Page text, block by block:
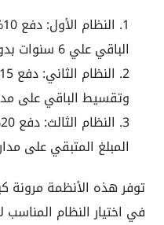
الباقي علي 6 سنوات بدون فوائد.
وتقسيط الباقي على مدار 7 سنوات بدون
المبلغ المتبقي على مدار 8 سنوات بدون
توفر هذه الأنظمة مرونة
في اختيار النظام المناسب